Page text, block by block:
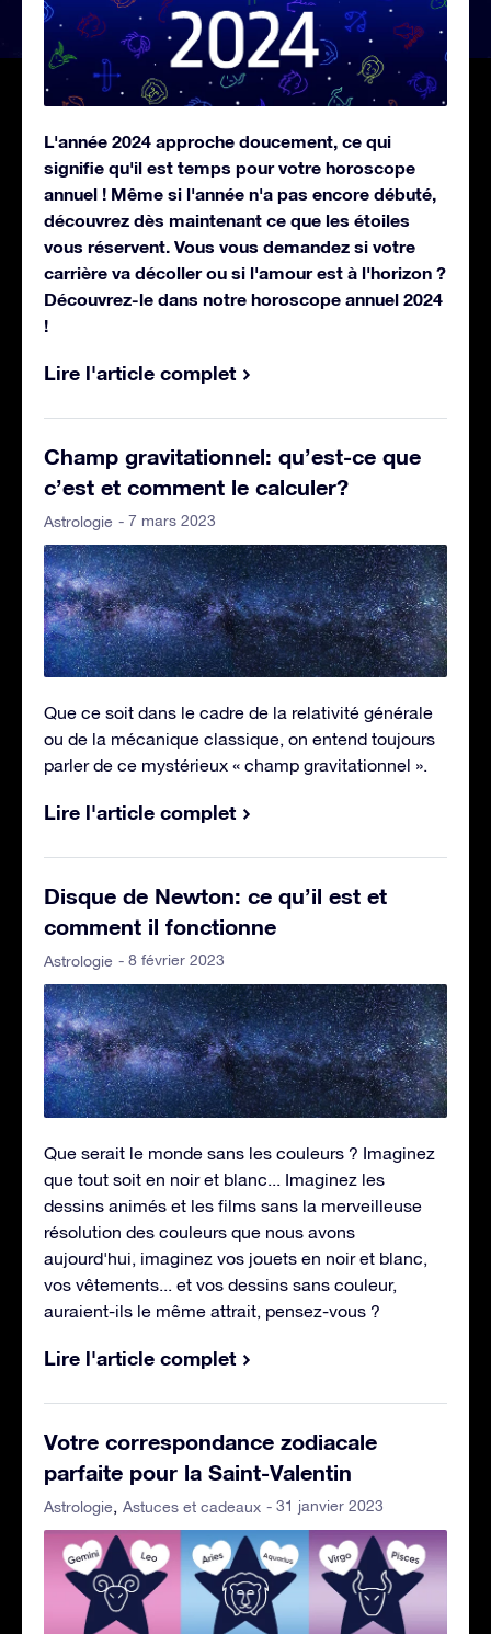
L'année 2024 approche doucement, ce qui
signifie qu'il est temps pour votre horoscope
annuel ! Même si l'année n'a pas encore débuté,
découvrez dès maintenant ce que les étoiles
vous réservent. Vous vous demandez si votre
carrière va décoller ou si l'amour est à l'horizon ?
Découvrez-le dans notre horoscope annuel 2024
!
Lire l'article complet
Champ gravitationnel: qu’est-ce que
c’est et comment le calculer?
Astrologie - 7 mars 2023
Que ce soit dans le cadre de la relativité générale
ou de la mécanique classique, on entend toujours
parler de ce mystérieux « champ gravitationnel ».
Lire l'article complet
Disque de Newton: ce qu’il est et
comment il fonctionne
Astrologie - 8 février 2023
Que serait le monde sans les couleurs ? Imaginez
que tout soit en noir et blanc... Imaginez les
dessins animés et les films sans la merveilleuse
résolution des couleurs que nous avons
aujourd'hui, imaginez vos jouets en noir et blanc,
vos vêtements... et vos dessins sans couleur,
auraient-ils le même attrait, pensez-vous ?
Lire l'article complet
Votre correspondance zodiacale
parfaite pour la Saint-Valentin
Astrologie Astuces et cadeaux - 31 janvier 2023